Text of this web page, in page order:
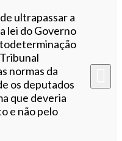
ultrapassar a
lei do Governo
normas da
os deputados
que deveria
e não pelo